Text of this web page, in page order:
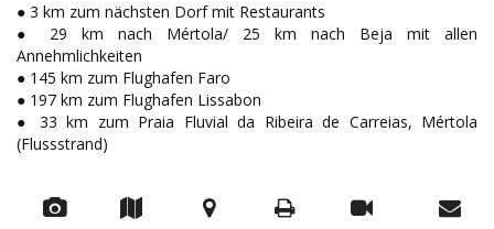
● 3 km zum nächsten Dorf mit Restaurants
● 29 km nach Mértola/ 25 km nach Beja mit allen
Annehmlichkeiten
● 145 km zum Flughafen Faro
● 197 km zum Flughafen Lissabon
● 33 km zum Praia Fluvial da Ribeira de Carreias, Mértola
(Flussstrand)